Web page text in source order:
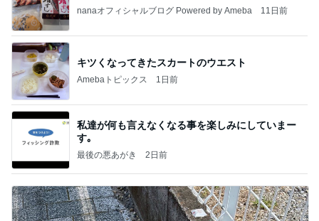
nanaオフィシャルブログ Powered by Ameba 11日前
キツくなってきたスカートのウエスト
Amebaトピックス 1日前
私達が何も言えなくなる事を楽しみにしていまー
す｡
最後の悪あがき 2日前